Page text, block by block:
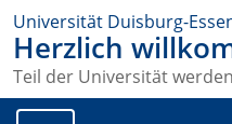
Universität Duisburg-
Herzlich
Teil der Universität werden